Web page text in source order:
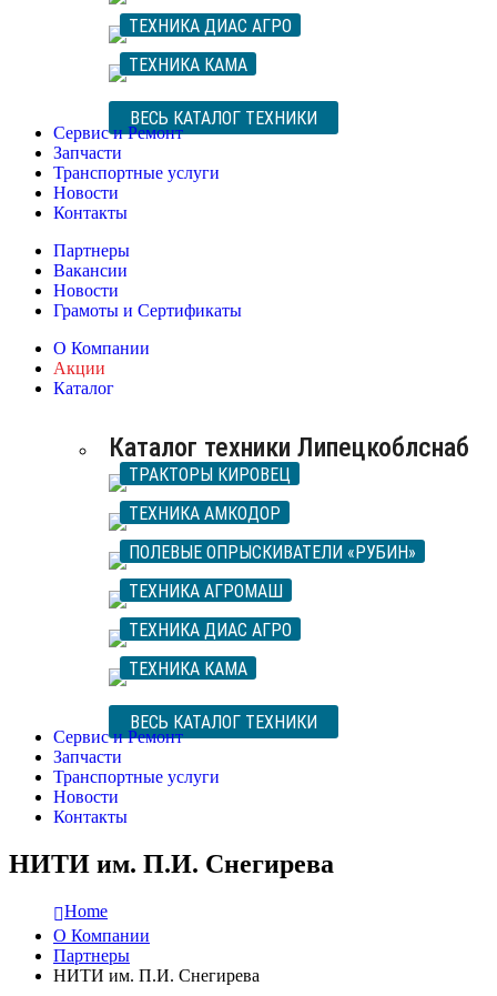
ТЕХНИКА ДИАС АГРО
ТЕХНИКА КАМА
ВЕСЬ КАТАЛОГ ТЕХНИКИ
Сервис и Ремонт
Запчасти
Транспортные услуги
Новости
Контакты
Партнеры
Вакансии
Новости
Грамоты и Сертификаты
О Компании
Акции
Каталог
Каталог техники Липецкоблснаб
ТРАКТОРЫ КИРОВЕЦ
ТЕХНИКА АМКОДОР
ПОЛЕВЫЕ ОПРЫСКИВАТЕЛИ «РУБИН»
ТЕХНИКА АГРОМАШ
ТЕХНИКА ДИАС АГРО
ТЕХНИКА КАМА
ВЕСЬ КАТАЛОГ ТЕХНИКИ
Сервис и Ремонт
Запчасти
Транспортные услуги
Новости
Контакты
НИТИ им. П.И. Снегирева
Home
О Компании
Партнеры
НИТИ им. П.И. Снегирева